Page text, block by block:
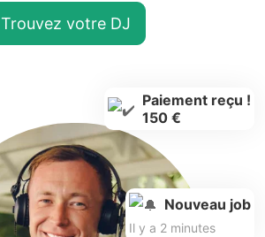
Trouvez votre DJ
Paiement reçu !
150 €
Nouveau job
Il y a 2 minutes